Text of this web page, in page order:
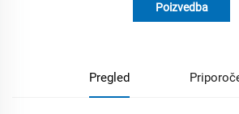
Poizvedba
Pregled